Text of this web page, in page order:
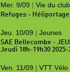
Mer. 9/09 | Vie du club
Refuges -
Jeu. 10/09 | Jeunes
SAE Bellecombe -
Jeudi 18h-19h30 2025-
Ven. 11/09 | VTT